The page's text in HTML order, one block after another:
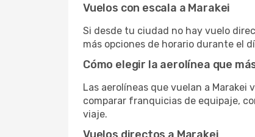
Vuelos con escala a Marakei
Si desde tu ciudad no hay vuelo
más opciones de horario durante el
Cómo elegir la aerolínea que
Las aerolíneas que vuelan a
comparar franquicias de equipaje,
viaje.